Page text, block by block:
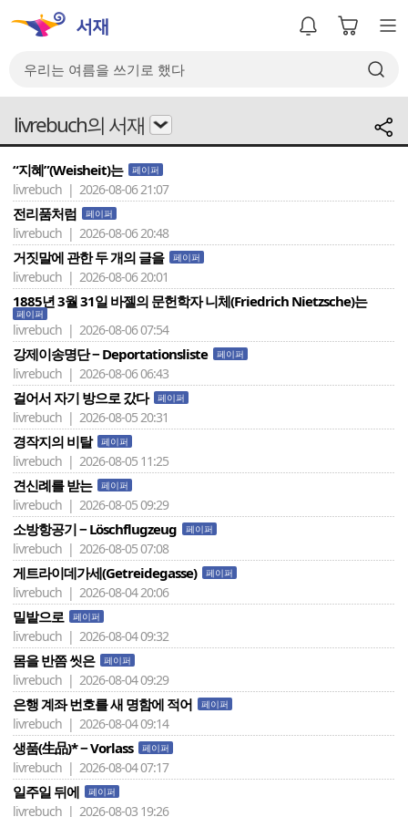
livrebuch의 서재
“지혜”(Weisheit)는 페이퍼
livrebuch | 2026-08-06 21:07
전리품처럼 페이퍼
livrebuch | 2026-08-06 20:48
거짓말에 관한 두 개의 글을 페이퍼
livrebuch | 2026-08-06 20:01
1885년 3월 31일 바젤의 문헌학자 니체(Friedrich Nietzsche)는
페이퍼
livrebuch | 2026-08-06 07:54
강제이송명단 − Deportationsliste 페이퍼
livrebuch | 2026-08-06 06:43
걸어서 자기 방으로 갔다 페이퍼
livrebuch | 2026-08-05 20:31
경작지의 비탈 페이퍼
livrebuch | 2026-08-05 11:25
견신례를 받는 페이퍼
livrebuch | 2026-08-05 09:29
소방항공기 − Löschflugzeug 페이퍼
livrebuch | 2026-08-05 07:08
게트라이데가세(Getreidegasse) 페이퍼
livrebuch | 2026-08-04 20:06
밀밭으로 페이퍼
livrebuch | 2026-08-04 09:32
몸을 반쯤 씻은 페이퍼
livrebuch | 2026-08-04 09:29
은행 계좌 번호를 새 명함에 적어 페이퍼
livrebuch | 2026-08-04 09:14
생품(生品)* − Vorlass 페이퍼
livrebuch | 2026-08-04 07:17
일주일 뒤에 페이퍼
livrebuch | 2026-08-03 19:26